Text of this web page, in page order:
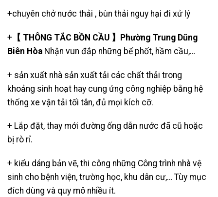
+chuyên chở nước thải , bùn thải nguy hại đi xử lý
+ 【 THÔNG TẮC BỒN CẦU 】Phường Trung Dũng
Biên Hòa Nhận vun đắp những bể phốt, hầm cầu,…
+ sản xuất nhà sản xuất tải các chất thải trong
khoảng sinh hoạt hay cung ứng công nghiệp bằng hệ
thống xe vận tải tối tân, đủ mọi kích cỡ.
+ Lắp đặt, thay mới đường ống dẫn nước đã cũ hoặc
bị rò rỉ.
+ kiểu dáng bản vẽ, thi công những Công trình nhà vệ
sinh cho bệnh viện, trường học, khu dân cư,… Tùy mục
đích dùng và quy mô nhiều ít.